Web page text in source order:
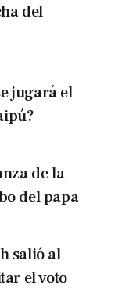
del
jugará el
de la
del papa
salió al
el voto